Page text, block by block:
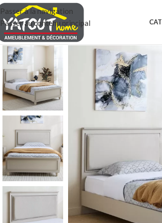
Passer à la navigation
Passer au contenu principal